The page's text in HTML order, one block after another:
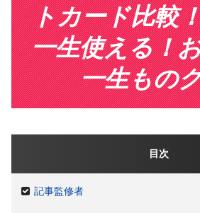
トカード比較
一生使える！
一生もの
目次
記事監修者